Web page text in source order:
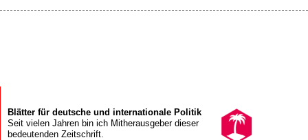
Blätter für deutsche und internationale Politik
Seit vielen Jahren bin ich Mitherausgeber dieser
bedeutenden Zeitschrift.